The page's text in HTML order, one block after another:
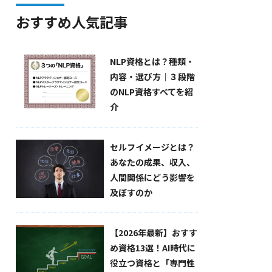
おすすめ人気記事
NLP資格とは？種類・
内容・選び方｜３段階
のNLP資格すべてを紹
介
セルフイメージとは？
あなたの成果、収入、
人間関係にどう影響を
及ぼすのか
【2026年最新】おすす
め資格13選！AI時代に
役立つ資格と「専門性